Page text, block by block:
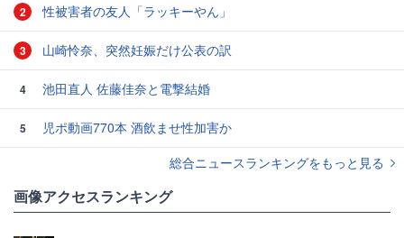
2 性被害者の友人「ラッキーやん」
3 山崎怜奈、突然妊娠だけ公表の訳
4 池田直人 佐藤佳奈と電撃結婚
5
児ポ動画770本 酒飲ませ性加害か
総合ニュースランキングをもっと見る
画像アクセスランキング